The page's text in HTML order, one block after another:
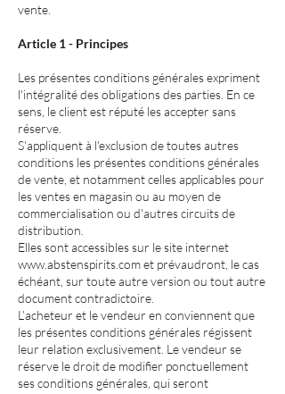
vente.
Article 1 - Principes
Les présentes conditions générales expriment
l'intégralité des obligations des parties. En ce
sens, le client est réputé les accepter sans
réserve.
S'appliquent à l'exclusion de toutes autres
conditions les présentes conditions générales
de vente, et notamment celles applicables pour
les ventes en magasin ou au moyen de
commercialisation ou d'autres circuits de
distribution.
Elles sont accessibles sur le site internet
www.abstenspirits.comet prévaudront, le cas
échéant, sur toute autre version ou tout autre
document contradictoire.
L’acheteur et le vendeur en conviennent que
les présentes conditions générales régissent
leur relation exclusivement. Le vendeur se
réserve le droit de modifier ponctuellement
ses conditions générales, qui seront